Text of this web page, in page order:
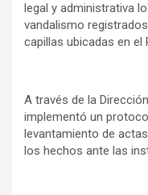
legal y administrativa
vandalismo
capillas ubicadas en el
A través de la
implementó un
levantamiento de
los hechos ante las